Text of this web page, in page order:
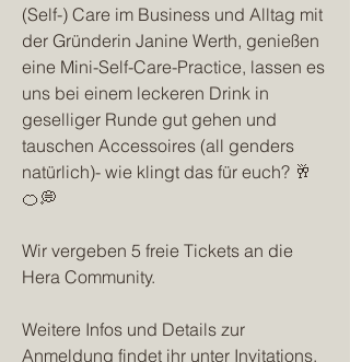
(Self-) Care im Business und Alltag mit
der Gründerin Janine Werth, genießen
eine Mini-Self-Care-Practice, lassen es
uns bei einem leckeren Drink in
geselliger Runde gut gehen und
tauschen Accessoires (all genders
natürlich)- wie klingt das für euch? 🥂
🍊💭
Wir vergeben 5 freie Tickets an die
Hera Community.
Weitere Infos und Details zur
Anmeldung findet ihr unter Invitations.